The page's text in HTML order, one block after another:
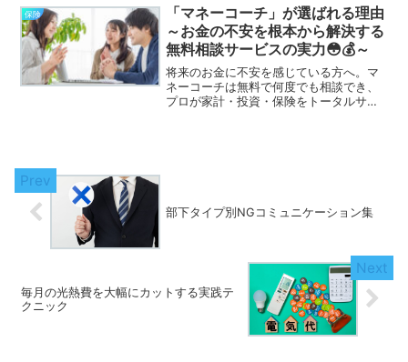
の利用者から支持を集めています。では
なぜ、数ある選択肢...
保険
「マネーコーチ」が選ばれる理由
～お金の不安を根本から解決する
無料相談サービスの実力😳💰～
将来のお金に不安を感じている方へ。マ
ネーコーチは無料で何度でも相談でき、
プロが家計・投資・保険をトータルサポ
部下タイプ別NGコミュニケーション集
毎月の光熱費を大幅にカットする実践テ
クニック